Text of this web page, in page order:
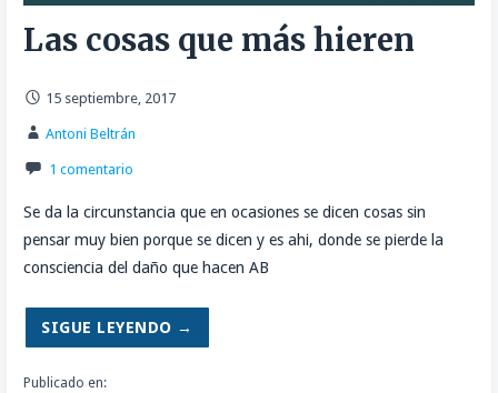
Las cosas que más hieren
15 septiembre, 2017
Antoni Beltrán
1 comentario
Se da la circunstancia que en ocasiones se dicen cosas sin
pensar muy bien porque se dicen y es ahi, donde se pierde la
consciencia del daño que hacen AB
SIGUE LEYENDO →
Publicado en: